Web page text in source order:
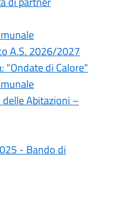
A.S. 2026/2027
"Ondate di Calore"
Abitazioni –
- Bando di